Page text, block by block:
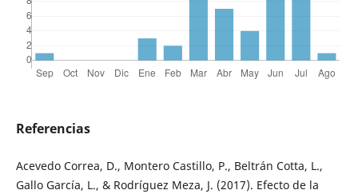
Referencias
Acevedo Correa, D., Montero Castillo, P., Beltrán Cotta, L.,
Gallo García, L., & Rodríguez Meza, J. (2017). Efecto de la